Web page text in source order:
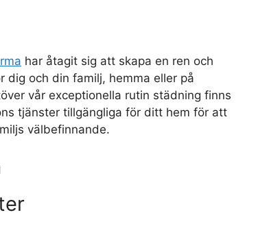
har åtagit sig att skapa en ren och
dig och din familj, hemma eller på
vår exceptionella rutin städning finns
tjänster tillgängliga för ditt hem för att
välbefinnande.